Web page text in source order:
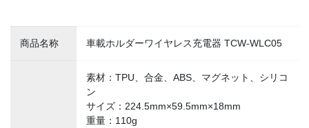
商品名称 車載ホルダーワイヤレス充電器 TCW-WLC05
素材：TPU、合金、ABS、マグネット、シリコ
ン
サイズ：224.5mm×59.5mm×18mm
重量：110g